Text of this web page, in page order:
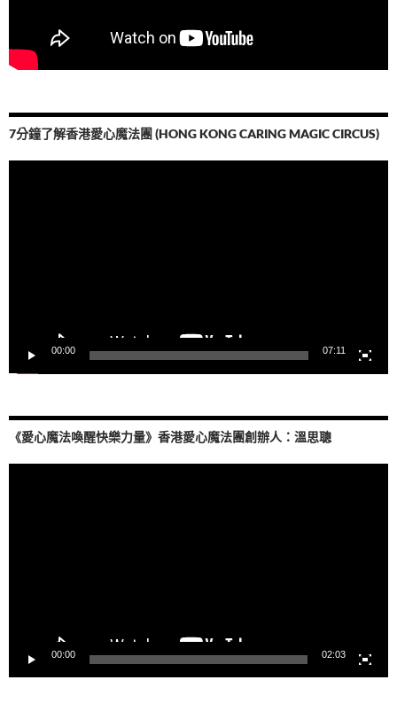
7分鐘了解香港愛心魔法團 (HONG KONG CARING MAGIC CIRCUS)
00:00 07:11
《愛心魔法喚醒快樂力量》香港愛心魔法團創辦人：溫思聰
00:00 02:03